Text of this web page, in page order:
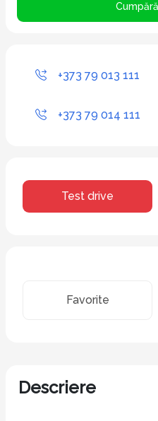
+373 79 013 111
+373 79 014 111
Test drive
Favorite
Descriere